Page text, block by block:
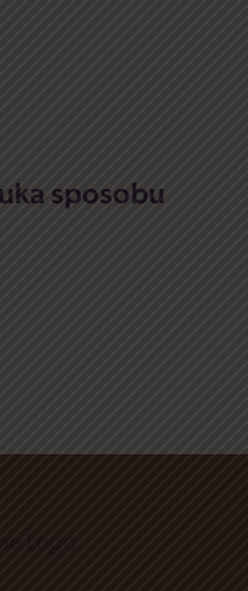
sposobu